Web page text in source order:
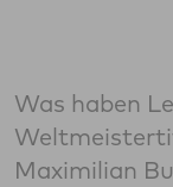
Was haben
Maximilian